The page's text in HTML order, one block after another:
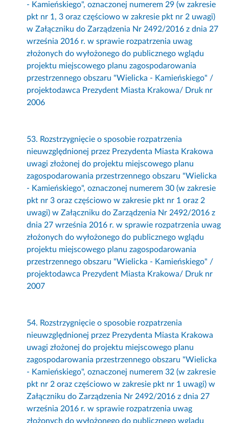
- Kamieńskiego", oznaczonej numerem 29 (w zakresie
pkt nr 1, 3 oraz częściowo w zakresie pkt nr 2 uwagi)
w Załączniku do Zarządzenia Nr 2492/2016 z dnia 27
września 2016 r. w sprawie rozpatrzenia uwag
złożonych do wyłożonego do publicznego wglądu
projektu miejscowego planu zagospodarowania
przestrzennego obszaru "Wielicka - Kamieńskiego" /
projektodawca Prezydent Miasta Krakowa/ Druk nr
2006
53. Rozstrzygnięcie o sposobie rozpatrzenia
nieuwzględnionej przez Prezydenta Miasta Krakowa
uwagi złożonej do projektu miejscowego planu
zagospodarowania przestrzennego obszaru "Wielicka
- Kamieńskiego", oznaczonej numerem 30 (w zakresie
pkt nr 3 oraz częściowo w zakresie pkt nr 1 oraz 2
uwagi) w Załączniku do Zarządzenia Nr 2492/2016 z
dnia 27 września 2016 r. w sprawie rozpatrzenia uwag
złożonych do wyłożonego do publicznego wglądu
projektu miejscowego planu zagospodarowania
przestrzennego obszaru "Wielicka - Kamieńskiego" /
projektodawca Prezydent Miasta Krakowa/ Druk nr
2007
54. Rozstrzygnięcie o sposobie rozpatrzenia
nieuwzględnionej przez Prezydenta Miasta Krakowa
uwagi złożonej do projektu miejscowego planu
zagospodarowania przestrzennego obszaru "Wielicka
- Kamieńskiego", oznaczonej numerem 32 (w zakresie
pkt nr 2 oraz częściowo w zakresie pkt nr 1 uwagi) w
Załączniku do Zarządzenia Nr 2492/2016 z dnia 27
września 2016 r. w sprawie rozpatrzenia uwag
złożonych do wyłożonego do publicznego wglądu